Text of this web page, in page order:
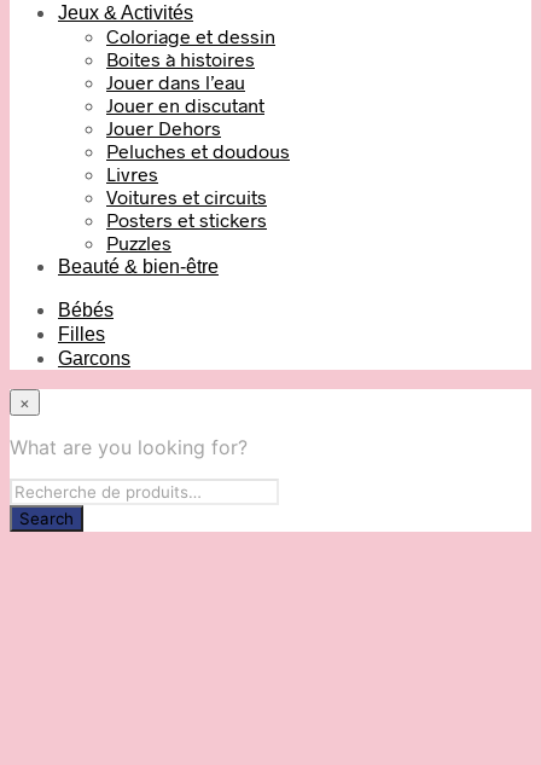
Jeux & Activités
Coloriage et dessin
Boites à histoires
Jouer dans l’eau
Jouer en discutant
Jouer Dehors
Peluches et doudous
Livres
Voitures et circuits
Posters et stickers
Puzzles
Beauté & bien-être
Bébés
Filles
Garcons
×
What are you looking for?